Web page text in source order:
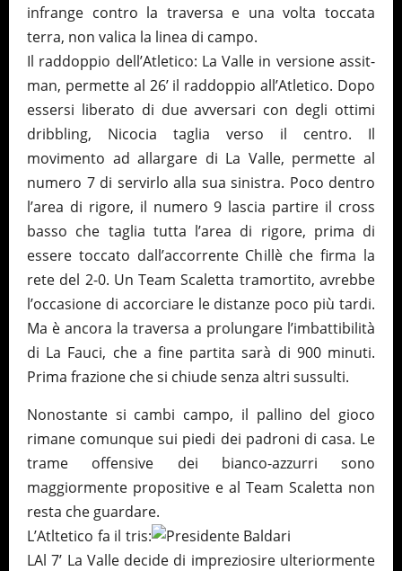
infrange contro la traversa e una volta toccata
terra, non valica la linea di campo.
Il raddoppio dell’Atletico: La Valle in versione assit-
man, permette al 26’ il raddoppio all’Atletico. Dopo
essersi liberato di due avversari con degli ottimi
dribbling, Nicocia taglia verso il centro. Il
movimento ad allargare di La Valle, permette al
numero 7 di servirlo alla sua sinistra. Poco dentro
l’area di rigore, il numero 9 lascia partire il cross
basso che taglia tutta l’area di rigore, prima di
essere toccato dall’accorrente Chillè che firma la
rete del 2-0. Un Team Scaletta tramortito, avrebbe
l’occasione di accorciare le distanze poco più tardi.
Ma è ancora la traversa a prolungare l’imbattibilità
di La Fauci, che a fine partita sarà di 900 minuti.
Prima frazione che si chiude senza altri sussulti.
Nonostante si cambi campo, il pallino del gioco
rimane comunque sui piedi dei padroni di casa. Le
trame offensive dei bianco-azzurri sono
maggiormente propositive e al Team Scaletta non
resta che guardare.
L’Atltetico fa il tris:
LAl 7’ La Valle decide di impreziosire ulteriormente